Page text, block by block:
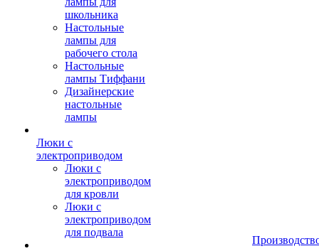
школьника
Настольные
лампы для
рабочего стола
Настольные
лампы Тиффани
Дизайнерские
настольные
лампы
Люки с
электроприводом
Люки с
электроприводом
для кровли
Люки с
электроприводом
для подвала